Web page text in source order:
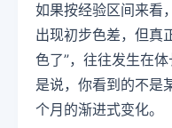
如果按经验区间来看
出现初步色差，但真
色了”，往往发生在
是说，你看到的不是
个月的渐进式变化。